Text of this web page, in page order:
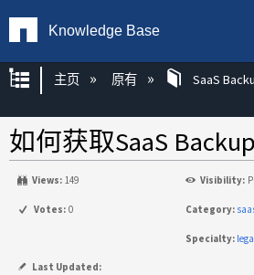
Knowledge Base
扩展/隐缩全局层次
主页 原有 SaaS
如何获取SaaS
Views: 149 Visibility:
Votes: 0 Category:
Specialty:
Last Updated: